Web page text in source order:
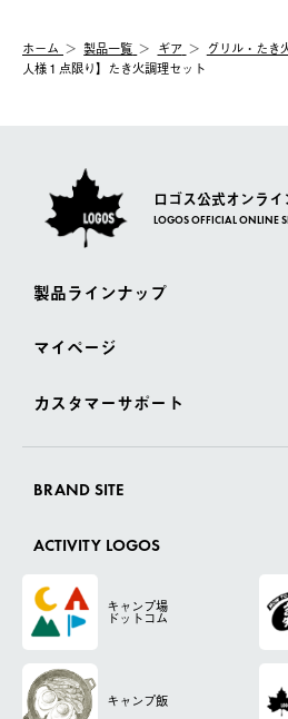
ホーム 製品⼀覧 ギア グリル・たき
人様１点限り】たき火調理セット
ロゴス公式オンライ
LOGOS OFFICIAL ONLINE
製品ラインナップ
マイページ
カスタマーサポート
BRAND SITE
ACTIVITY LOGOS
キャンプ場
ドットコム
キャンプ飯